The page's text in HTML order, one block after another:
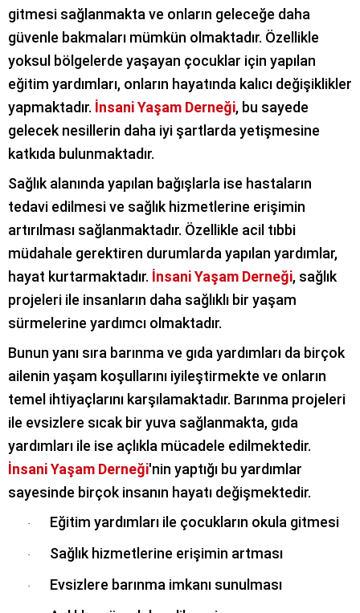
gitmesi sağlanmakta ve onların geleceğe daha
güvenle bakmaları mümkün olmaktadır. Özellikle
yoksul bölgelerde yaşayan çocuklar için yapılan
eğitim yardımları, onların hayatında kalıcı değişiklikler
yapmaktadır. İnsani Yaşam Derneği, bu sayede
gelecek nesillerin daha iyi şartlarda yetişmesine
katkıda bulunmaktadır.
Sağlık alanında yapılan bağışlarla ise hastaların
tedavi edilmesi ve sağlık hizmetlerine erişimin
artırılması sağlanmaktadır. Özellikle acil tıbbi
müdahale gerektiren durumlarda yapılan yardımlar,
hayat kurtarmaktadır. İnsani Yaşam Derneği, sağlık
projeleri ile insanların daha sağlıklı bir yaşam
sürmelerine yardımcı olmaktadır.
Bunun yanı sıra barınma ve gıda yardımları da birçok
ailenin yaşam koşullarını iyileştirmekte ve onların
temel ihtiyaçlarını karşılamaktadır. Barınma projeleri
ile evsizlere sıcak bir yuva sağlanmakta, gıda
yardımları ile ise açlıkla mücadele edilmektedir.
İnsani Yaşam Derneği'nin yaptığı bu yardımlar
sayesinde birçok insanın hayatı değişmektedir.
· Eğitim yardımları ile çocukların okula gitmesi
· Sağlık hizmetlerine erişimin artması
· Evsizlere barınma imkanı sunulması